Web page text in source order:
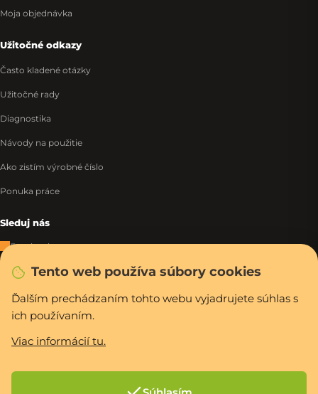
Tento web používa súbory cookies
Ďalším prechádzaním tohto webu vyjadrujete súhlas s
ich používaním.
Viac informácií tu.
Moja objednávka
Užitočné odkazy
Často kladené otázky
Užitočné rady
Diagnostika
Návody na použitie
Ako zistím výrobné číslo
Ponuka práce
Sleduj nás
Facebook
Instagram
Tiktok
WhatsApp